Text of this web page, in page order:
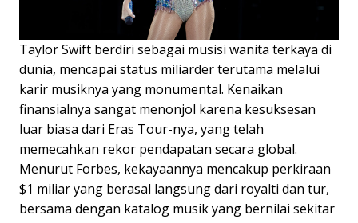
Taylor Swift berdiri sebagai musisi wanita terkaya di
dunia, mencapai status miliarder terutama melalui
karir musiknya yang monumental. Kenaikan
finansialnya sangat menonjol karena kesuksesan
luar biasa dari Eras Tour-nya, yang telah
memecahkan rekor pendapatan secara global.
Menurut Forbes, kekayaannya mencakup perkiraan
$1 miliar yang berasal langsung dari royalti dan tur,
bersama dengan katalog musik yang bernilai sekitar